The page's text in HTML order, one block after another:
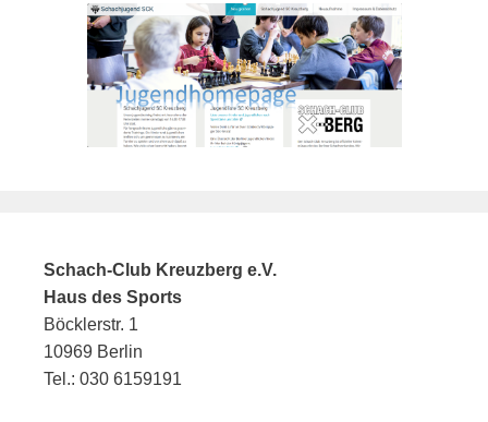
Schach-Club Kreuzberg e.V.
Haus des Sports
Böcklerstr. 1
10969 Berlin
Tel.: 030 6159191